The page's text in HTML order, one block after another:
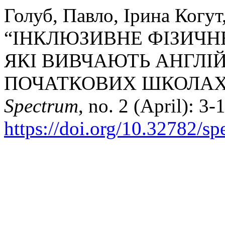
Голуб, Павло, Ірина
“ІНКЛЮЗИВНЕ
ЯКІ ВИВЧАЮТЬ
ПОЧАТКОВИХ ШКОЛАХ
Spectrum, no. 2 (April): 3-
https://doi.org/10.32782/